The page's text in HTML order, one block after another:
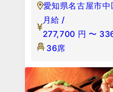
愛知県名古屋市
月給 /
277,700 円 〜
36席